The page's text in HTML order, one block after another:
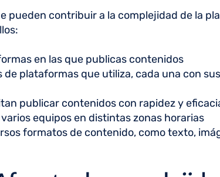
pueden contribuir a la complejidad de la
en las que publicas contenidos
plataformas que utiliza, cada una con
publicar contenidos con rapidez y
equipos en distintas zonas horarias
formatos de contenido, como texto,